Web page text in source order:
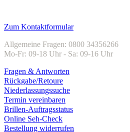
Zum Kontaktformular
Allgemeine Fragen: 0800 34356266
Mo-Fr: 09-18 Uhr - Sa: 09-16 Uhr
Fragen & Antworten
Rückgabe/Retoure
Niederlassungssuche
Termin vereinbaren
Brillen-Auftragsstatus
Online Seh-Check
Bestellung widerrufen